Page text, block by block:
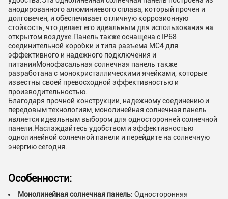
анодированного алюминиевого сплава, который прочен и
долговечен, и обеспечивает отличную коррозионную
стойкость, что делает его идеальным для использования на
открытом воздухе.Панель также оснащена с IP68
соединительной коробки и типа разъема MC4 для
эффективного и надежного подключения и
питанияМонофасальная солнечная панель также
разработана с монокристаллическими ячейками, которые
известны своей превосходной эффективностью и
производительностью.
Благодаря прочной конструкции, надежному соединению и
передовым технологиям, монолинейная солнечная панель
является идеальным выбором для односторонней солнечной
панели.Наслаждайтесь удобством и эффективностью
однолинейной солнечной панели и перейдите на солнечную
энергию сегодня.
Особенности:
Монолинейная солнечная панель: Односторонняя